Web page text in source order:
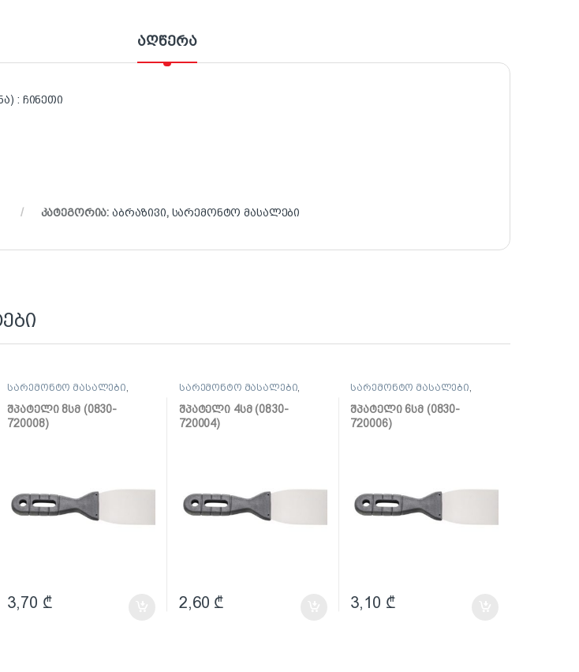
აღწერა
: ჩინეთი
კატეგორია: აბრაზივი, სარემონტო მასალები
სარემონტო მასალები
ქაფჩა
შპატელი 8სმ (0830-
720008)
3,70 ₾
სარემონტო მასალები
ქაფჩა
შპატელი 4სმ (0830-
720004)
2,60 ₾
სარემონტო მასალები
ქაფჩა
შპატელი 6სმ (0830-
720006)
3,10 ₾